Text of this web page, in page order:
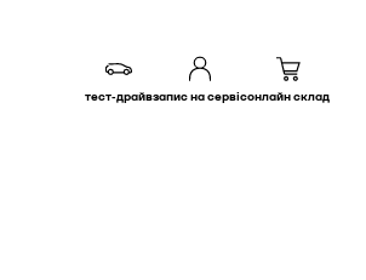
тест-драйвзапис на сервісонлайн склад